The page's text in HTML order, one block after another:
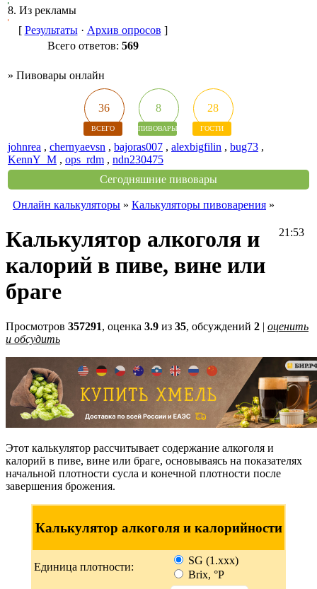
8. Из рекламы
[ Результаты· Архив опросов ]
Всего ответов: 569
» Пивовары онлайн
36
ВСЕГО
8
ПИВОВАРЫ
28
ГОСТИ
johnrea , chernyaevsn , bajoras007 , alexbigfilin , bug73 ,
KennY_M , ops_rdm , ndn230475
Сегодняшние пивовары
Онлайн калькуляторы » Калькуляторы пивоварения »
21:53
Калькулятор алкоголя и
калорий в пиве, вине или
браге
Просмотров 357291, оценка 3.9 из 35, обсуждений 2 | оценить
и обсудить
Этот калькулятор рассчитывает содержание алкоголя и
калорий в пиве, вине или браге, основываясь на показателях
начальной плотности сусла и конечной плотности после
завершения брожения.
Калькулятор алкоголя и калорийности
Единица плотности:
SG (1.xxx)
Brix, °P